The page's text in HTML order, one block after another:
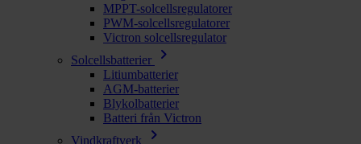
MPPT-solcellsregulatorer
PWM-solcellsregulatorer
Victron solcellsregulator
Solcellsbatterier
chevron_right
Litiumbatterier
AGM-batterier
Blykolbatterier
Batteri från Victron
Vindkraftverk
chevron_right